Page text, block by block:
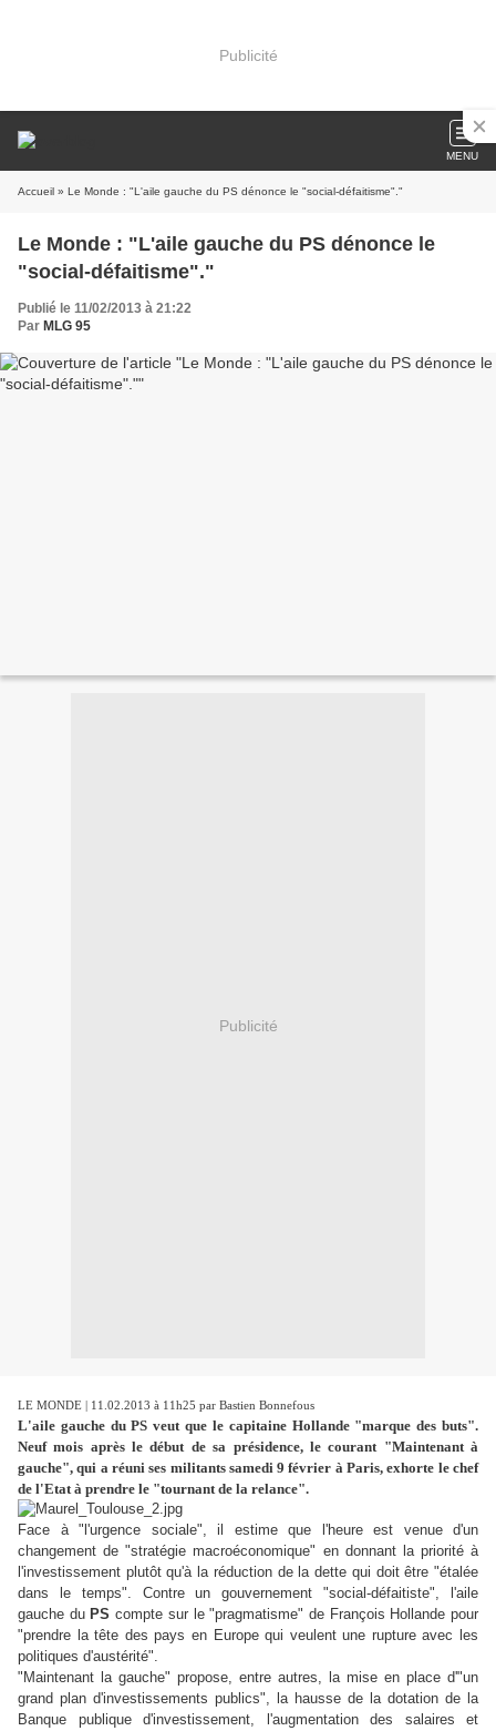
Publicité
MENU
Accueil » Le Monde : "L'aile gauche du PS dénonce le "social-défaitisme"."
Le Monde : "L'aile gauche du PS dénonce le
"social-défaitisme"."
Publié le 11/02/2013 à 21:22
Par MLG 95
Publicité
LE MONDE | 11.02.2013 à 11h25 par Bastien Bonnefous
L'aile gauche du PS veut que le capitaine Hollande "marque des buts".
Neuf mois après le début de sa présidence, le courant "Maintenant à
gauche", qui a réuni ses militants samedi 9 février à Paris, exhorte le chef
de l'Etat à prendre le "tournant de la relance".
Face à "l'urgence sociale", il estime que l'heure est venue d'un
changement de "stratégie macroéconomique" en donnant la priorité à
l'investissement plutôt qu'à la réduction de la dette qui doit être "étalée
dans le temps". Contre un gouvernement "social-défaitiste", l'aile
gauche du PS compte sur le "pragmatisme" de François Hollande pour
"prendre la tête des pays en Europe qui veulent une rupture avec les
politiques d'austérité".
"Maintenant la gauche" propose, entre autres, la mise en place d'"un
grand plan d'investissements publics", la hausse de la dotation de la
Banque publique d'investissement, l'augmentation des salaires et